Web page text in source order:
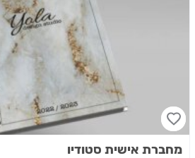
מחברת אישית סטודיו